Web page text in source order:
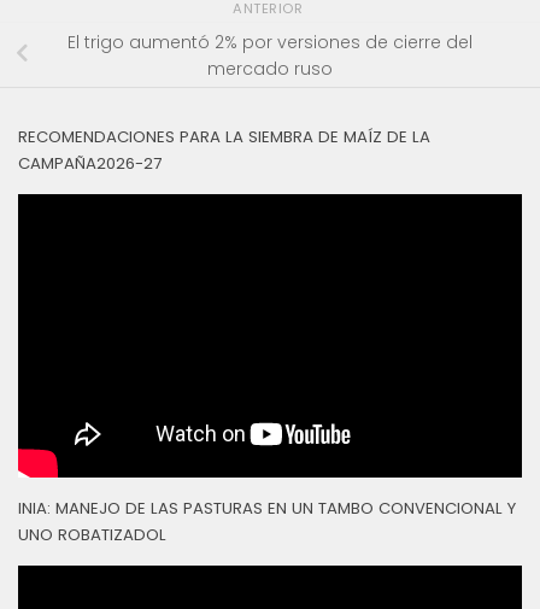
ANTERIOR
El trigo aumentó 2% por versiones de cierre del
mercado ruso
RECOMENDACIONES PARA LA SIEMBRA DE MAÍZ DE LA
CAMPAÑA2026-27
INIA: MANEJO DE LAS PASTURAS EN UN TAMBO CONVENCIONAL Y
UNO ROBATIZADOL